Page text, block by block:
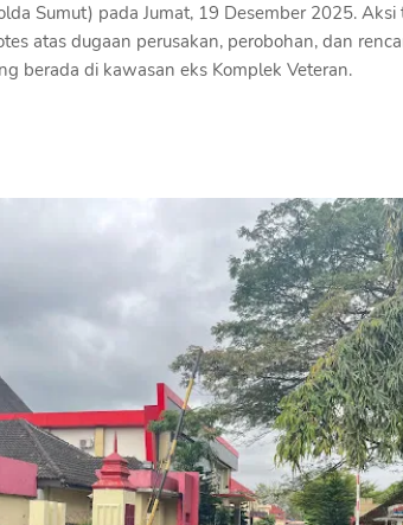
Sumut) pada Jumat, 19 Desember 2025.
atas dugaan perusakan, perobohan, dan
berada di kawasan eks Komplek Veteran.